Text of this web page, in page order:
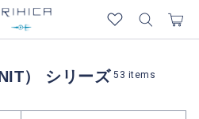
） シリーズ 53 items